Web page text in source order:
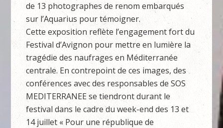
de 13 photographes de renom embarqués
sur l’Aquarius pour témoigner.
Cette exposition reflète l’engagement fort du
Festival d’Avignon pour mettre en lumière la
tragédie des naufrages en Méditerranée
centrale. En contrepoint de ces images, des
conférences avec des responsables de SOS
MEDITERRANEE se tiendront durant le
festival dans le cadre du week-end des 13 et
14 juillet « Pour une république de